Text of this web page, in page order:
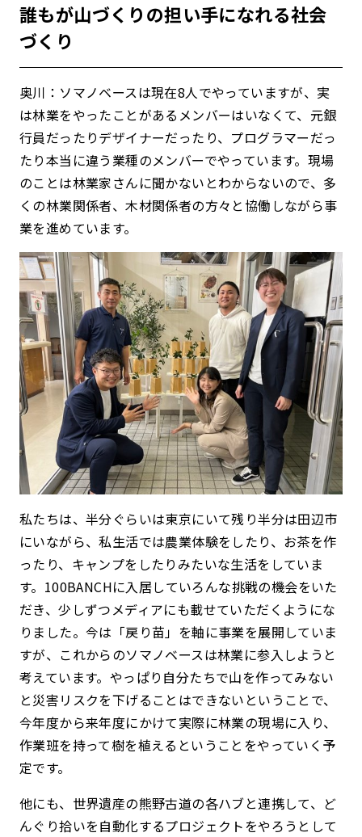
誰もが山づくりの担い手になれる社会
づくり
奥川：ソマノベースは現在8人でやっていますが、実
は林業をやったことがあるメンバーはいなくて、元銀
行員だったりデザイナーだったり、プログラマーだっ
たり本当に違う業種のメンバーでやっています。現場
のことは林業家さんに聞かないとわからないので、多
くの林業関係者、木材関係者の方々と協働しながら事
業を進めています。
私たちは、半分ぐらいは東京にいて残り半分は田辺市
にいながら、私生活では農業体験をしたり、お茶を作
ったり、キャンプをしたりみたいな生活をしていま
す。100BANCHに入居していろんな挑戦の機会をいた
だき、少しずつメディアにも載せていただくようにな
りました。今は「戻り苗」を軸に事業を展開していま
すが、これからのソマノベースは林業に参入しようと
考えています。やっぱり自分たちで山を作ってみない
と災害リスクを下げることはできないということで、
今年度から来年度にかけて実際に林業の現場に入り、
作業班を持って樹を植えるということをやっていく予
定です。
他にも、世界遺産の熊野古道の各ハブと連携して、ど
んぐり拾いを自動化するプロジェクトをやろうとして